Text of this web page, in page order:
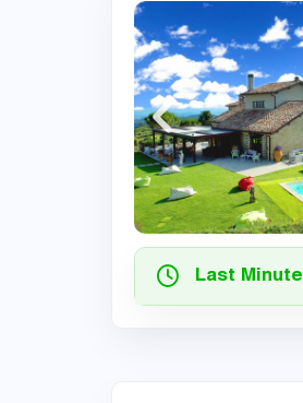
Last Minute